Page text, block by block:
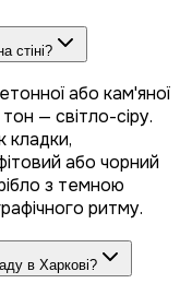
стіні?
або кам'яної
— світло-сіру.
кладки,
або чорний
з темною
ритму.
в Харкові?